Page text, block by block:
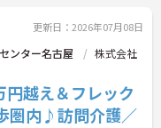
更新日：2026年07月08日
ンター名古屋
株式会社
円越え＆フレック
圏内♪訪問介護／